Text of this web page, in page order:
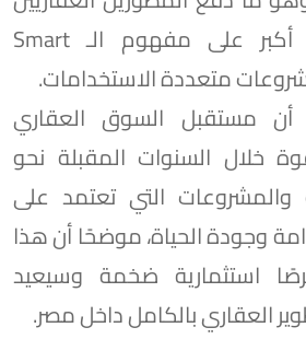
إلى التركيز بشكل أكبر على مفهوم الـ Smart
مستقبل السوق العقاري
خلال السنوات المقبلة نحو
والمشروعات التي تعتمد على
وجودة الحياة، موضحًا أن هذا
استثمارية ضخمة وسيعيد
العقاري بالكامل داخل مصر.